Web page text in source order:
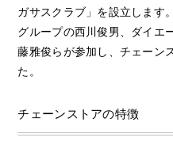
ガサスクラブ」を設立します
グループの西川俊男、ダイエ
藤雅俊らが参加し、チェーン
た。
チェーンストアの特徴